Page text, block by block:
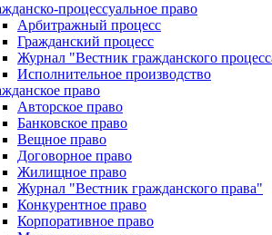
процессуальное право
Арбитражный процесс
Гражданский процесс
Журнал "Вестник гражданского
Исполнительное производство
право
Авторское право
Банковское право
Вещное право
Договорное право
Жилищное право
Журнал "Вестник гражданского права"
Конкурентное право
Корпоративное право